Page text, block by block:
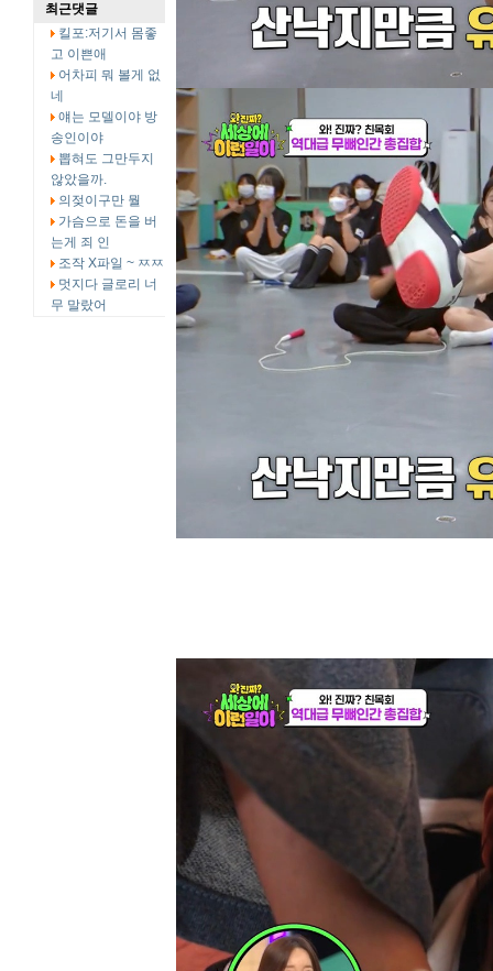
최근댓글
킬포:저기서 몸좋
고 이쁜애
어차피 뭐 볼게 없
네
얘는 모델이야 방
송인이야
뽑혀도 그만두지
않았을까.
의젖이구만 뭘
가슴으로 돈을 버
는게 죄 인
조작 X파일 ~ ㅉㅉ
멋지다 글로리 너
무 말랐어